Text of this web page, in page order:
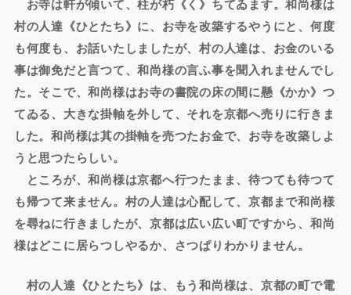
お寺は軒が傾いて、柱が朽《く》ちてゐます。和尚様は
村の人達《ひとたち》に、お寺を改築するやうにと、何度
も何度も、お話いたしましたが、村の人達は、お金のいる
事は御免だと言つて、和尚様の言ふ事を聞入れませんでし
た。そこで、和尚様はお寺の書院の床の間に懸《かか》つ
てゐる、大きな掛軸を外して、それを京都へ売りに行きま
した。和尚様は其の掛軸を売つたお金で、お寺を改築しよ
うと思つたらしい。
ところが、和尚様は京都へ行つたまま、待つても待つて
も帰つて来ません。村の人達は心配して、京都まで和尚様
を尋ねに行きましたが、京都は広い広い町ですから、和尚
様はどこに居らつしやるか、さつぱりわかりません。
村の人達《ひとたち》は、もう和尚様は、京都の町で電